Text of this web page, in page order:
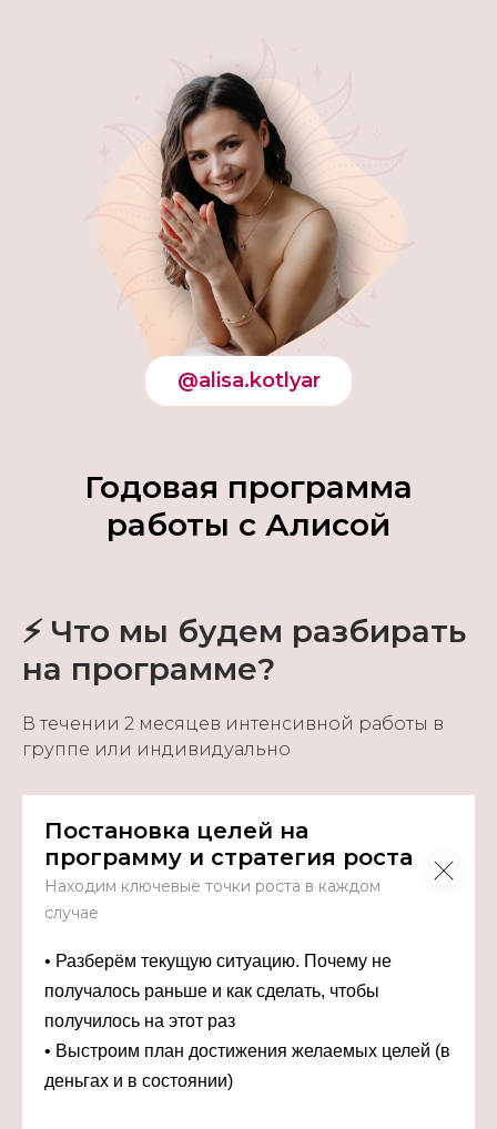
@alisa.kotlyar
Годовая программа
работы с Алисой
⚡ Что мы будем разбирать
на программе?
В течении 2 месяцев интенсивной работы в
группе или индивидуально
Постановка целей на
программу и стратегия роста
Находим ключевые точки роста в каждом
случае
• Разберём текущую ситуацию. Почему не
получалось раньше и как сделать, чтобы
получилось на этот раз
• Выстроим план достижения желаемых целей (в
деньгах и в состоянии)